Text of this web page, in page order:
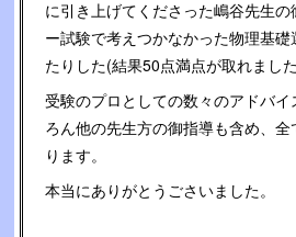
に引き上げてくださった嶋谷先生
ー試験で考えつかなかった物理基
たりした(結果50点満点が取れまし
受験のプロとしての数々のアドバ
ろん他の先生方の御指導も含め、
ります。
本当にありがとうごさいました。